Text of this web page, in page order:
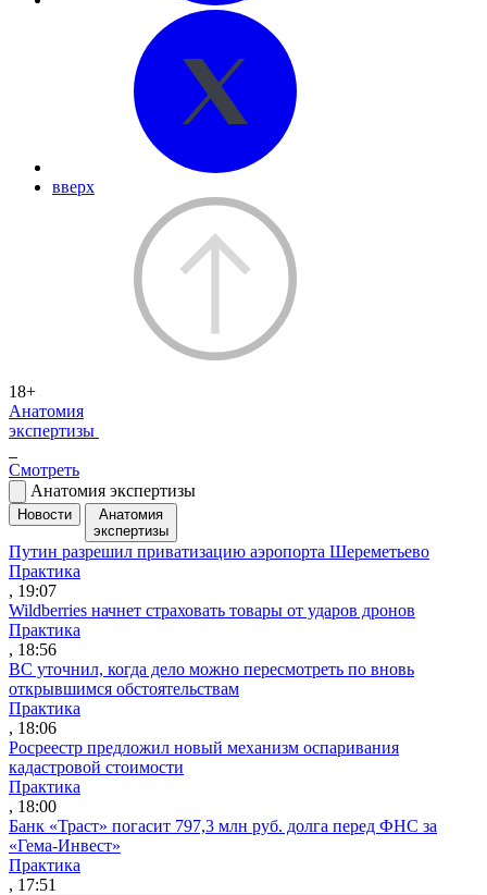
вверх
18+
Анатомия
экспертизы
Смотреть
Анатомия экспертизы
Новости
Анатомия
экспертизы
Путин разрешил приватизацию аэропорта Шереметьево
Практика
, 19:07
Wildberries начнет страховать товары от ударов дронов
Практика
, 18:56
ВС уточнил, когда дело можно пересмотреть по вновь
открывшимся обстоятельствам
Практика
, 18:06
Росреестр предложил новый механизм оспаривания
кадастровой стоимости
Практика
, 18:00
Банк «Траст» погасит 797,3 млн руб. долга перед ФНС за
«Гема-Инвест»
Практика
, 17:51